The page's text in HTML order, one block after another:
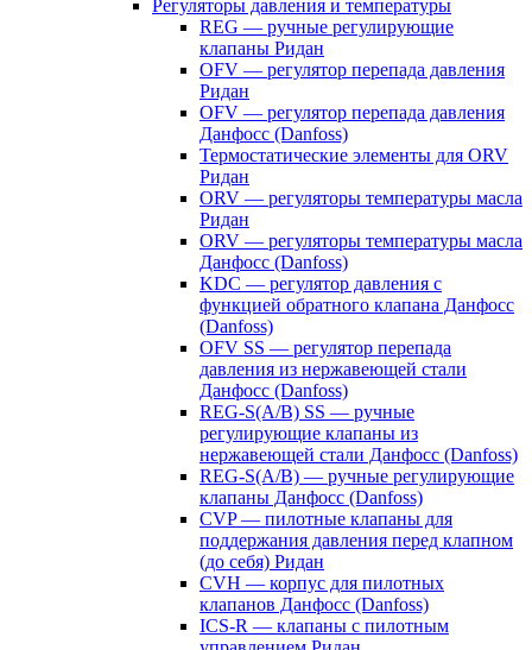
Регуляторы давления и температуры
REG — ручные регулирующие
клапаны Ридан
OFV — регулятор перепада давления
Ридан
OFV — регулятор перепада давления
Данфосс (Danfoss)
Термостатические элементы для ORV
Ридан
ORV — регуляторы температуры масла
Ридан
ORV — регуляторы температуры масла
Данфосс (Danfoss)
KDC — регулятор давления с
функцией обратного клапана Данфосс
(Danfoss)
OFV SS — регулятор перепада
давления из нержавеющей стали
Данфосс (Danfoss)
REG-S(A/B) SS — ручные
регулирующие клапаны из
нержавеющей стали Данфосс (Danfoss)
REG-S(A/B) — ручные регулирующие
клапаны Данфосс (Danfoss)
CVP — пилотные клапаны для
поддержания давления перед клапном
(до себя) Ридан
CVH — корпус для пилотных
клапанов Данфосс (Danfoss)
ICS-R — клапаны с пилотным